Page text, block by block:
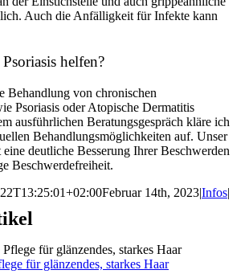
Auch die Anfälligkeit für Infekte kann
helfen?
Behandlung von chronischen
Psoriasis oder Atopische Dermatitis
ausführlichen Beratungsgespräch kläre ich
Behandlungsmöglichkeiten auf. Unser
eine deutliche Besserung Ihrer Beschwerden
Beschwerdefreiheit.
Februar 14th, 2023|Infos|
für glänzendes, starkes Haar